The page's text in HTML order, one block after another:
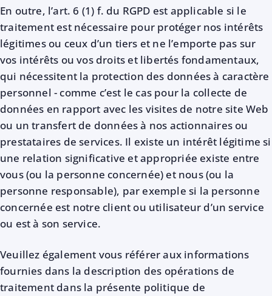
En outre, l’art. 6 (1) f. du RGPD est applicable si le
traitement est nécessaire pour protéger nos intérêts
légitimes ou ceux d’un tiers et ne l’emporte pas sur
vos intérêts ou vos droits et libertés fondamentaux,
qui nécessitent la protection des données à caractère
personnel - comme c’est le cas pour la collecte de
données en rapport avec les visites de notre site Web
ou un transfert de données à nos actionnaires ou
prestataires de services. Il existe un intérêt légitime si
une relation significative et appropriée existe entre
vous (ou la personne concernée) et nous (ou la
personne responsable), par exemple si la personne
concernée est notre client ou utilisateur d’un service
ou est à son service.
Veuillez également vous référer aux informations
fournies dans la description des opérations de
traitement dans la présente politique de